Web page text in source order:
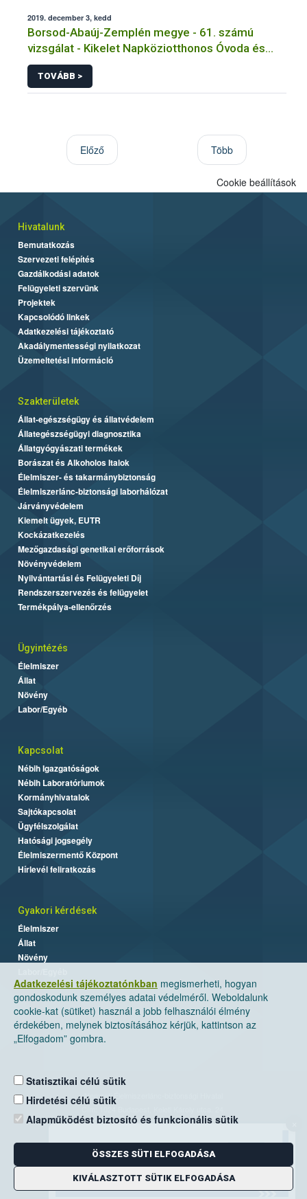
2019. december 3, kedd
Borsod-Abaúj-Zemplén megye - 61. számú
vizsgálat - Kikelet Napköziotthonos Óvoda és
Bölcsőde, Konyha és Étkezde - Tarcal
TOVÁBB >
Előző Több
Adatkezelési tájékoztatónkban megismerheti, hogyan
gondoskodunk személyes adatai védelméről. Weboldalunk
cookie-kat (sütiket) használ a jobb felhasználói élmény
érdekében, melynek biztosításához kérjük, kattintson az
„Elfogadom” gombra.
Statisztikai célú sütik
Hirdetési célú sütik
Alapműködést biztosító és funkcionális sütik
ÖSSZES SÜTI ELFOGADÁSA
KIVÁLASZTOTT SÜTIK ELFOGADÁSA
Cookie beállítások
Hivatalunk
Bemutatkozás
Szervezeti felépítés
Gazdálkodási adatok
Felügyeleti szervünk
Projektek
Kapcsolódó linkek
Adatkezelési tájékoztató
Akadálymentességi nyilatkozat
Üzemeltetési információ
Szakterületek
Állat-egészségügy és állatvédelem
Állategészségügyi diagnosztika
Állatgyógyászati termékek
Borászat és Alkoholos Italok
Élelmiszer- és takarmánybiztonság
Élelmiszerlánc-biztonsági laborhálózat
Járványvédelem
Kiemelt ügyek, EUTR
Kockázatkezelés
Mezőgazdasági genetikai erőforrások
Növényvédelem
Nyilvántartási és Felügyeleti Díj
Rendszerszervezés és felügyelet
Termékpálya-ellenőrzés
Ügyintézés
Élelmiszer
Állat
Növény
Labor/Egyéb
Kapcsolat
Nébih Igazgatóságok
Nébih Laboratóriumok
Kormányhivatalok
Sajtókapcsolat
Ügyfélszolgálat
Hatósági jogsegély
Élelmiszermentő Központ
Hírlevél feliratkozás
Gyakori kérdések
Élelmiszer
Állat
Növény
Nemzeti Élelmiszerlánc-biztonsági Hivatal
Levelezési cím: 1525 Budapest. Pf. 30.
E-mail:ugyfelszolgalat@nebih.gov.hu
Zöld szám: 06-80/263-244
Telefon: 06-1/ 336-9000